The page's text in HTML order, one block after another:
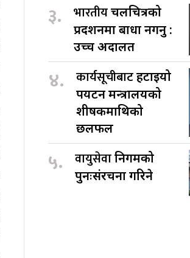
३. भारतीयचलचित्रको
प्रदर्शनमा बाधा नगर्नु :
उच्च अदालत
४. कार्यसूचीबाटहटाइयो
पर्यटन मन्त्रालयको
शीर्षकमाथिको
छलफल
५. वायुसेवानिगमको
पुनःसंरचना गरिने